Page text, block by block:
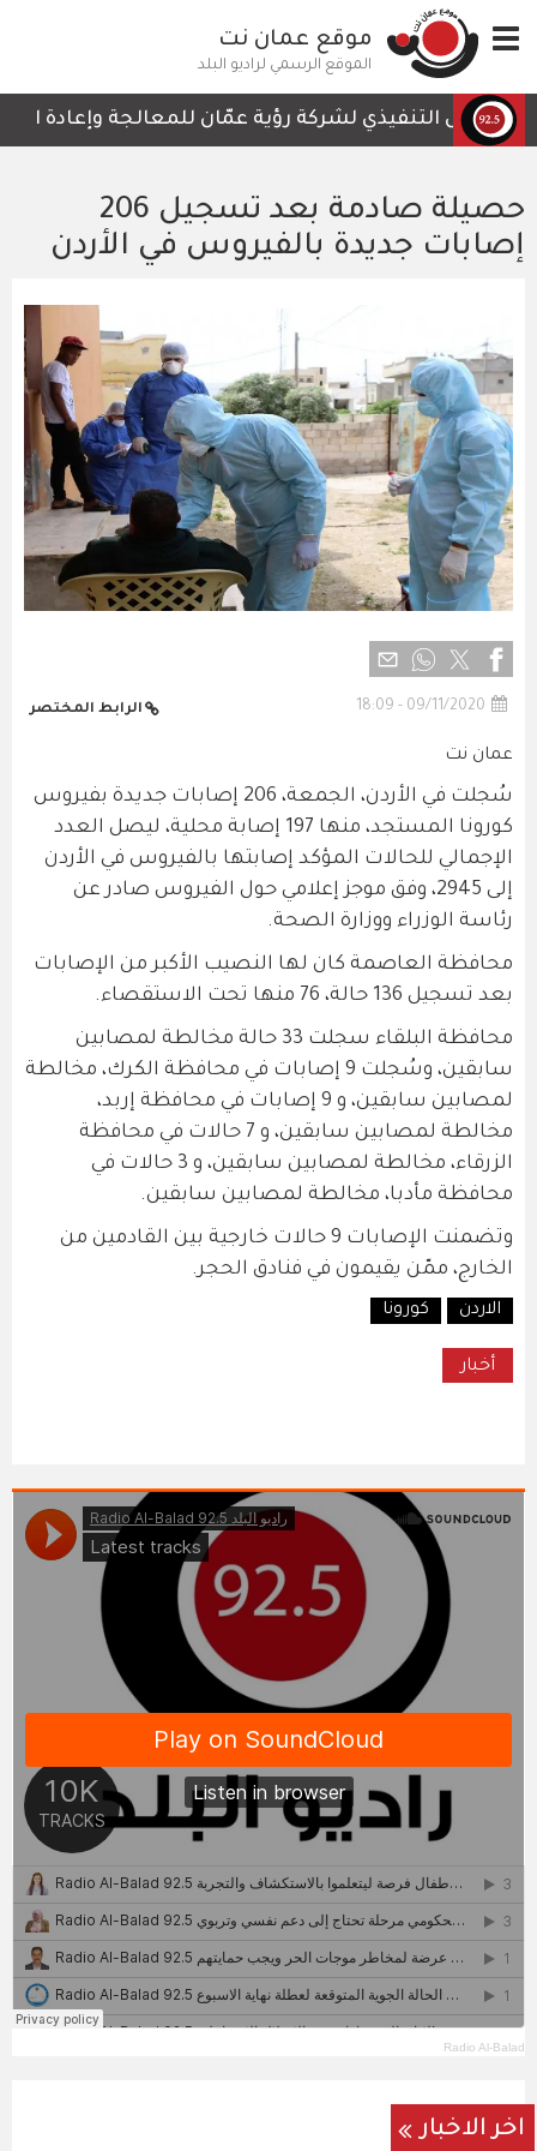
إلى
المحتوى
الرئيسي
Toggle
navigation
موقع عمان نت
الموقع الرسمي لراديو البلد
الرئيس التنفيذي لشركة رؤية عمّان للمعالجة وإعادة
حصيلة صادمة بعد تسجيل 206
إصابات جديدة بالفيروس في الأردن
09/11/2020 - 18:09 الرابط المختصر
عمان نت
سُجلت في الأردن، الجمعة، 206 إصابات جديدة بفيروس
كورونا المستجد، منها 197 إصابة محلية، ليصل العدد
الإجمالي للحالات المؤكد إصابتها بالفيروس في الأردن
إلى 2945، وفق موجز إعلامي حول الفيروس صادر عن
رئاسة الوزراء ووزارة الصحة.
محافظة العاصمة كان لها النصيب الأكبر من الإصابات
بعد تسجيل 136 حالة، 76 منها تحت الاستقصاء.
محافظة البلقاء سجلت 33 حالة مخالطة لمصابين
سابقين، وسُجلت 9 إصابات في محافظة الكرك، مخالطة
لمصابين سابقين، و 9 إصابات في محافظة إربد،
مخالطة لمصابين سابقين، و 7 حالات في محافظة
الزرقاء، مخالطة لمصابين سابقين، و 3 حالات في
محافظة مأدبا، مخالطة لمصابين سابقين.
وتضمنت الإصابات 9 حالات خارجية بين القادمين من
الخارج، ممّن يقيمون في فنادق الحجر.
الاردن كورونا
أخبار
Radio Al-Balad
اخر الاخبار